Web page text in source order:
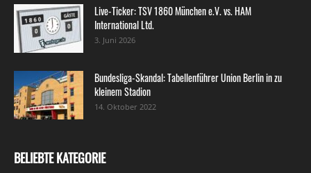
Live-Ticker: TSV 1860 München e.V. vs. HAM
International Ltd.
3. Juni 2026
Bundesliga-Skandal: Tabellenführer Union Berlin in zu
kleinem Stadion
14. Oktober 2022
BELIEBTE KATEGORIE